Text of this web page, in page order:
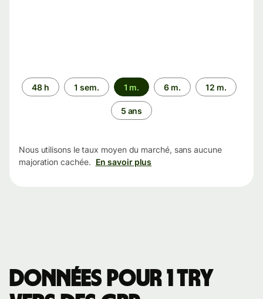
Période
48 h 1 sem. 1 m. 6 m. 12 m.
5 ans
Nous utilisons le taux moyen du marché, sans aucune
majoration cachée. En savoir plus
Données pour 1 TRY